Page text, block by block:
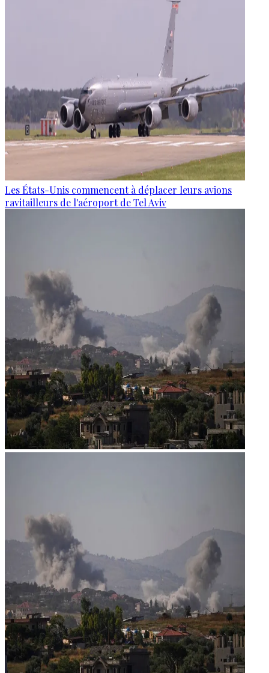
Les États-Unis commencent à déplacer leurs avions
ravitailleurs de l'aéroport de Tel Aviv